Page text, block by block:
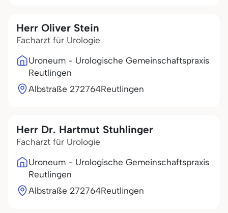
Herr Oliver Stein
Facharzt für Urologie
Uroneum - Urologische Gemeinschaftspraxis
Reutlingen
Albstraße 272764Reutlingen
Herr Dr. Hartmut Stuhlinger
Facharzt für Urologie
Uroneum - Urologische Gemeinschaftspraxis
Reutlingen
Albstraße 272764Reutlingen